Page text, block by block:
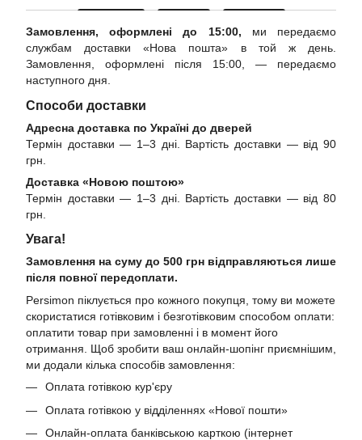
Замовлення, оформлені до 15:00, ми передаємо
службам доставки «Нова пошта» в той ж день.
Замовлення, оформлені після 15:00, — передаємо
наступного дня.
Способи доставки
Адресна доставка по Україні до дверей
Термін доставки — 1–3 дні. Вартість доставки — від 90
грн.
Доставка «Новою поштою»
Термін доставки — 1–3 дні. Вартість доставки — від 80
грн.
Увага!
Замовлення на суму до 500 грн відправляються лише
після повної передоплати.
Persimon піклується про кожного покупця, тому ви можете
скористатися готівковим і безготівковим способом оплати:
оплатити товар при замовленні і в момент його
отримання. Щоб зробити ваш онлайн-шопінг приємнішим,
ми додали кілька способів замовлення:
Оплата готівкою кур'єру
Оплата готівкою у відділеннях «Нової пошти»
Онлайн-оплата банківською карткою (інтернет